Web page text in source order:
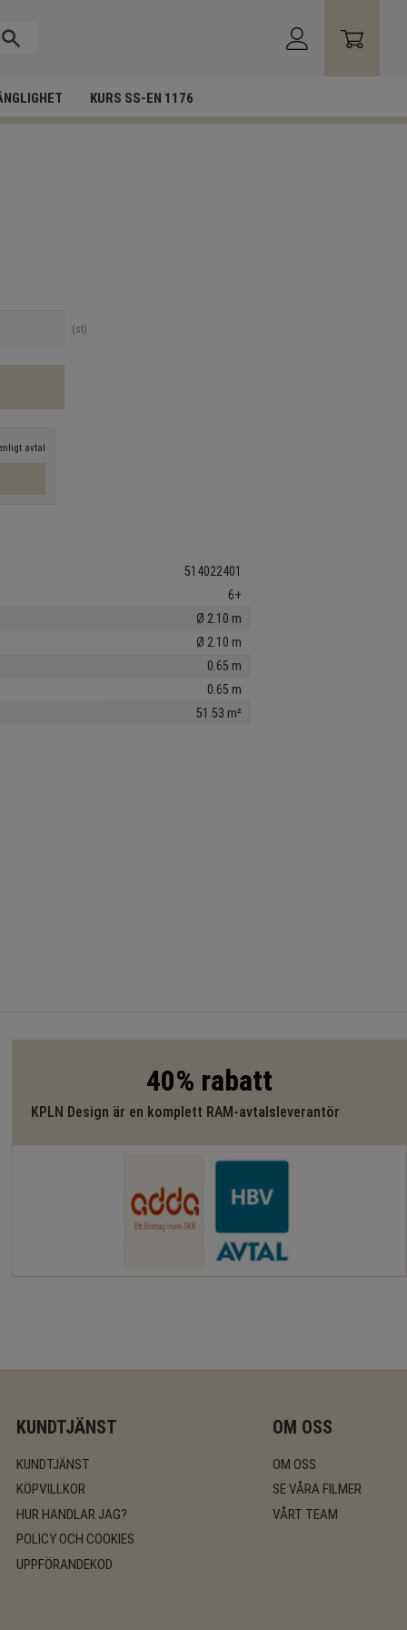
KURS SS-EN 1176
st
enligt avtal
514022401
6+
Ø 2.10 m
Ø 2.10 m
0.65 m
0.65 m
51.53 m²
40% rabatt
KPLN Design är en komplett RAM-avtalsleverantör
KUNDTJÄNST
KUNDTJÄNST
KÖPVILLKOR
HUR HANDLAR JAG?
POLICY OCH COOKIES
UPPFÖRANDEKOD
OM OSS
OM OSS
SE VÅRA FILMER
VÅRT TEAM